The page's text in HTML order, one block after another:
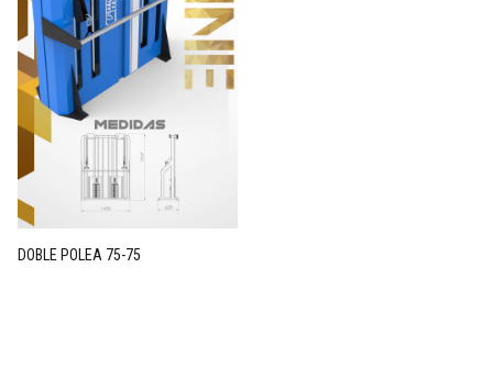
DOBLE POLEA 75-75